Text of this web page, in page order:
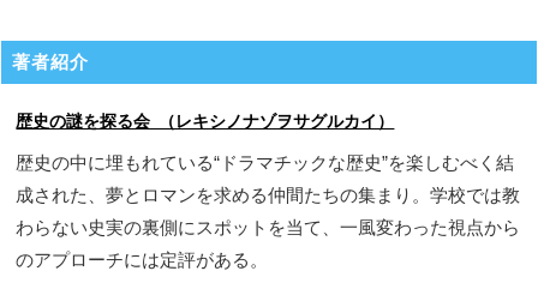
著者紹介
歴史の謎を探る会 （レキシノナゾヲサグルカイ）
歴史の中に埋もれている“ドラマチックな歴史”を楽しむべく結
成された、夢とロマンを求める仲間たちの集まり。学校では教
わらない史実の裏側にスポットを当て、一風変わった視点から
のアプローチには定評がある。